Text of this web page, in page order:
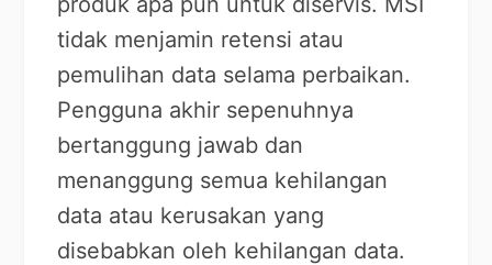
tidak menjamin retensi atau
pemulihan data selama perbaikan.
Pengguna akhir sepenuhnya
bertanggung jawab dan
menanggung semua kehilangan
data atau kerusakan yang
disebabkan oleh kehilangan data.